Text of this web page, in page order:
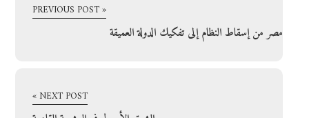
« PREVIOUS POST
مصر من إسقاط النظام إلى تفكيك الدولة العميقة
NEXT POST »